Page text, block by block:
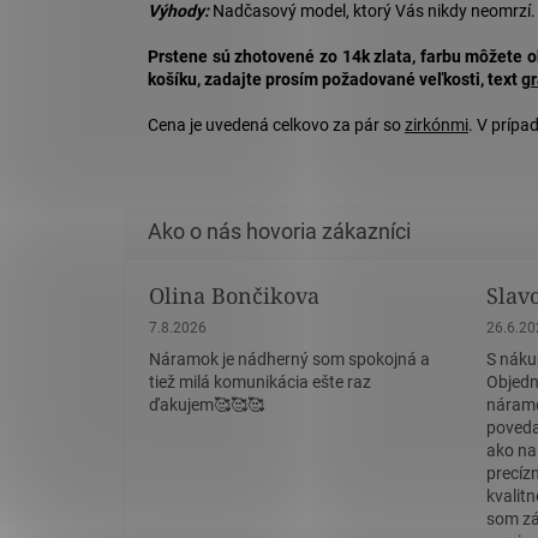
Výhody:Nadčasový model, ktorý Vás nikdy neomrzí.
Prstene sú zhotovené zo 14k zlata, farbu môžete
košíku, zadajte prosím požadované veľkosti, text
Cena je uvedená celkovo za pár sozirkónmi. V
Olina Bončikova
Hodnotenie obchodu je 5 z 5 hviezdičiek.
7.8.2026
Náramok je nádherný som spokojná a
tiež milá komunikácia ešte raz
ďakujem🥰🥰🥰
S
ako
som